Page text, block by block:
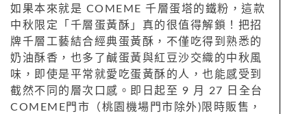
如果本來就是 COMEME 千層蛋塔的鐵粉，這款
中秋限定「千層蛋黃酥」真的很值得解鎖！把招
牌千層工藝結合經典蛋黃酥，不僅吃得到熟悉的
奶油酥香，也多了鹹蛋黃與紅豆沙交織的中秋風
味，即使是平常就愛吃蛋黃酥的人，也能感受到
截然不同的層次口感。即日起至 9 月 27 日全台
COMEME門市（ 桃園機場門市除外) 限時販售，